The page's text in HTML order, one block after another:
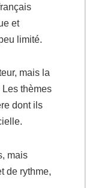
et
limité.
mais la
Les thèmes
dont ils
mais
de rythme,